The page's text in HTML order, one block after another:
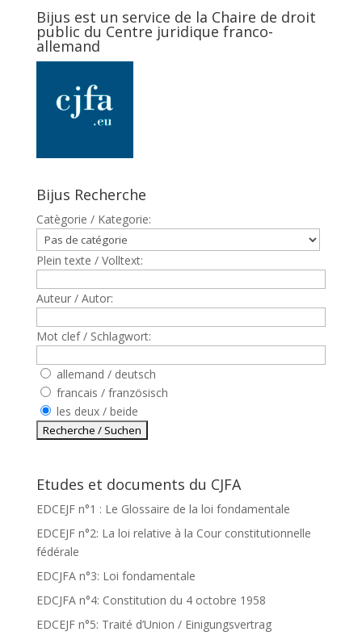
Bijus est un service de la Chaire de droit
public du Centre juridique franco-
allemand
Bijus Recherche
Catègorie / Kategorie:
Plein texte / Volltext:
Auteur / Autor:
Mot clef / Schlagwort:
allemand / deutsch
francais / französisch
les deux / beide
Etudes et documents du CJFA
EDCEJF n°1 : Le Glossaire de la loi fondamentale
EDCEJF n°2: La loi relative à la Cour constitutionnelle
fédérale
EDCJFA n°3: Loi fondamentale
EDCJFA n°4: Constitution du 4 octobre 1958
EDCEJF n°5: Traité d’Union / Einigungsvertrag